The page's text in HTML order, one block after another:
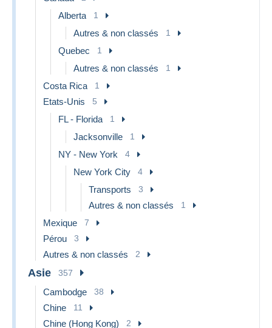
Alberta 1
Autres & non classés 1
Quebec 1
Autres & non classés 1
Costa Rica 1
Etats-Unis 5
FL - Florida 1
Jacksonville 1
NY - New York 4
New York City 4
Transports 3
Autres & non classés 1
Mexique 7
Pérou 3
Autres & non classés 2
Asie 357
Cambodge 38
Chine 11
Chine (Hong Kong) 2